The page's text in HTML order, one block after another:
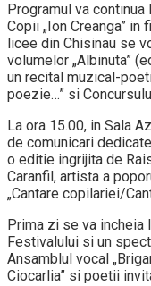
Programul va
Copii „Ion Creanga”
licee din Chisinau se
volumelor „Albinuta”
un recital muzical-
poezie…” si
La ora 15.00, in Sala
de comunicari
o editie ingrijita de
Caranfil, artista a
„Cantare copilariei/
Prima zi se va incheia
Festivalului si un
Ansamblul vocal
Ciocarlia” si poetii